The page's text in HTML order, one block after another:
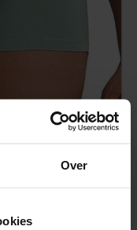
Over
– ZACHT